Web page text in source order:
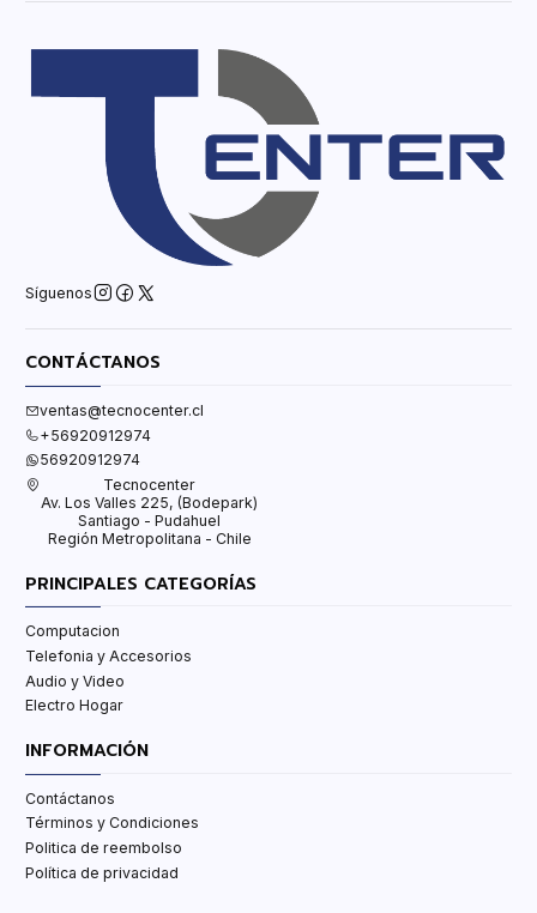
Síguenos
CONTÁCTANOS
ventas@tecnocenter.cl
+56920912974
56920912974
Tecnocenter
Av. Los Valles 225, (Bodepark)
Santiago - Pudahuel
Región Metropolitana - Chile
PRINCIPALES CATEGORÍAS
Computacion
Telefonia y Accesorios
Audio y Video
Electro Hogar
INFORMACIÓN
Contáctanos
Términos y Condiciones
Politica de reembolso
Política de privacidad